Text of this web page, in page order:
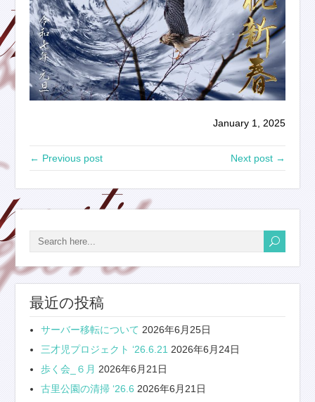
January 1, 2025
← Previous post Next post →
最近の投稿
サーバー移転について 2026年6月25日
三才児プロジェクト ‘26.6.21 2026年6月24日
歩く会_６月 2026年6月21日
古里公園の清掃 ‘26.6 2026年6月21日